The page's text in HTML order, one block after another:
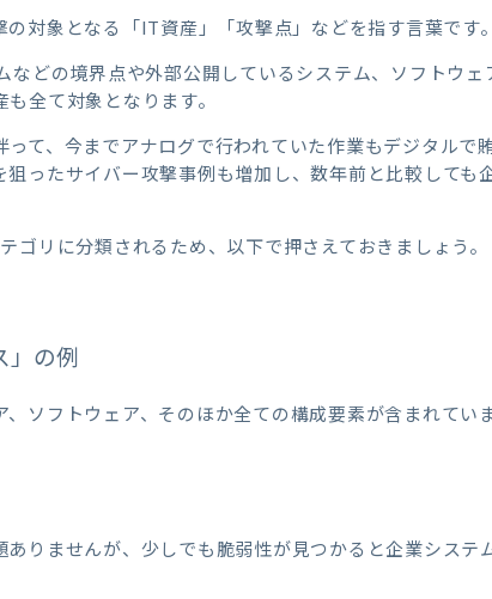
対象となる「IT資産」「攻撃点」などを指す言葉です。
どの境界点や外部公開しているシステム、ソフトウ
全て対象となります。
て、今までアナログで行われていた作業もデジタルで
ったサイバー攻撃事例も増加し、数年前と比較しても
ゴリに分類されるため、以下で押さえておきましょう。
」の例
ソフトウェア、そのほか全ての構成要素が含まれていま
りませんが、少しでも脆弱性が見つかると企業システ